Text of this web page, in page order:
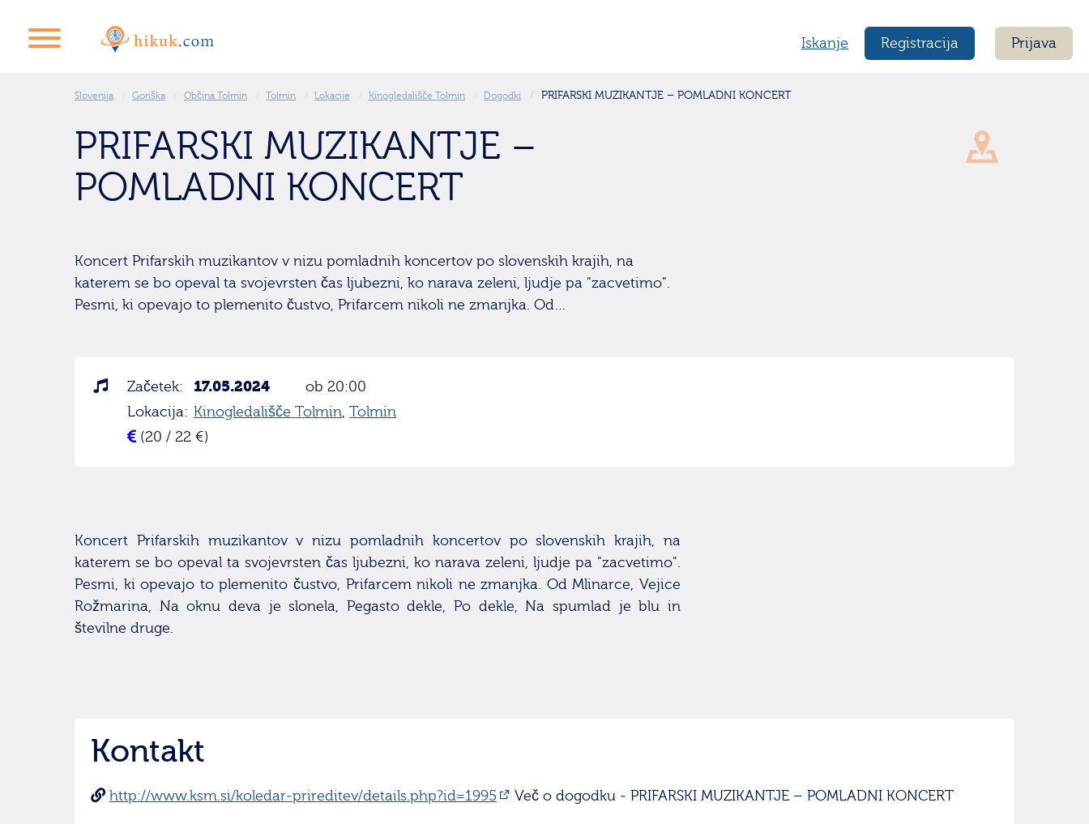
Registracija Prijava
Iskanje
Slovenija Goriška Občina Tolmin Tolmin Lokacije Kinogledališče Tolmin Dogodki PRIFARSKI MUZIKANTJE – POMLADNI KONCERT
PRIFARSKI MUZIKANTJE –
POMLADNI KONCERT
Koncert Prifarskih muzikantov v nizu pomladnih koncertov po slovenskih krajih, na
katerem se bo opeval ta svojevrsten čas ljubezni, ko narava zeleni, ljudje pa "zacvetimo".
Pesmi, ki opevajo to plemenito čustvo, Prifarcem nikoli ne zmanjka. Od…
Začetek: 17.05.2024
ob 20:00
Lokacija: Kinogledališče Tolmin, Tolmin
(20 / 22 €)
Koncert Prifarskih muzikantov v nizu pomladnih koncertov po slovenskih krajih, na
katerem se bo opeval ta svojevrsten čas ljubezni, ko narava zeleni, ljudje pa "zacvetimo".
Pesmi, ki opevajo to plemenito čustvo, Prifarcem nikoli ne zmanjka. Od Mlinarce, Vejice
Rožmarina, Na oknu deva je slonela, Pegasto dekle, Po dekle, Na spumlad je blu in
številne druge.
Kontakt
http://www.ksm.si/koledar-prireditev/details.php?id=1995 Več o dogodku - PRIFARSKI MUZIKANTJE – POMLADNI KONCERT